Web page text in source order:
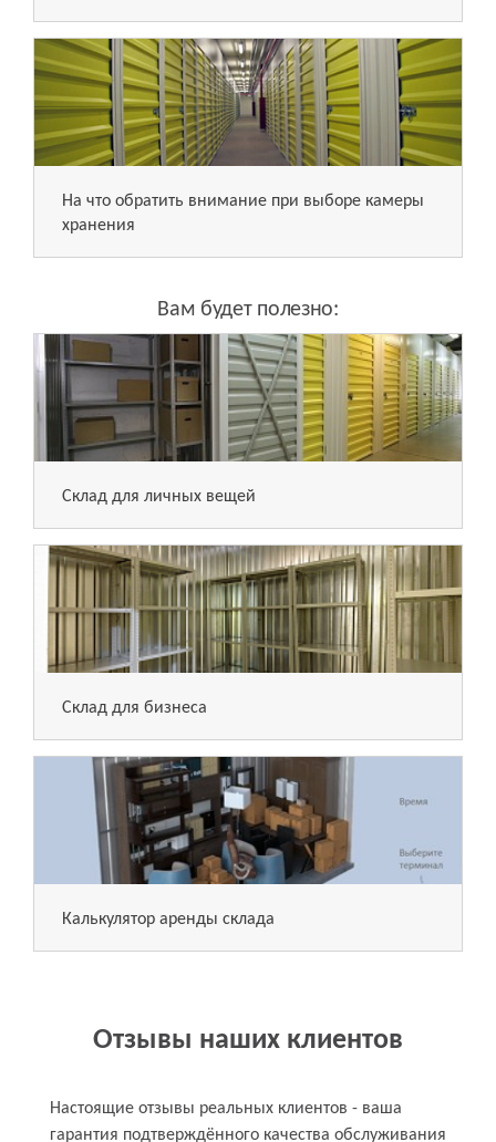
На что обратить внимание при выборе камеры
хранения
Вам будет полезно:
Склад для личных вещей
Склад для бизнеса
Калькулятор аренды склада
Отзывы наших клиентов
Настоящие отзывы реальных клиентов - ваша
гарантия подтверждённого качества обслуживания